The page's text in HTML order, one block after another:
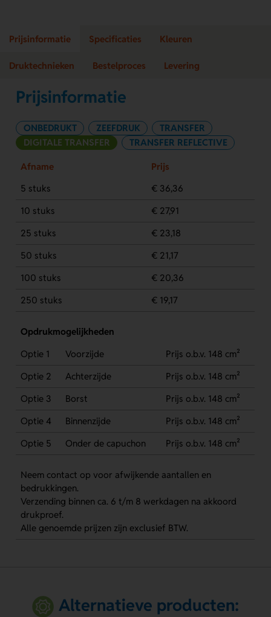
Prijsinformatie Specificaties Kleuren
Druktechnieken Bestelproces Levering
Prijsinformatie
ONBEDRUKT ZEEFDRUK
TRANSFER
DIGITALE TRANSFER
TRANSFER REFLECTIVE
Afname
Prijs
5 stuks
€ 36,36
10 stuks
€ 27,91
25 stuks
€ 23,18
50 stuks
€ 21,17
100 stuks
€ 20,36
250 stuks
€ 19,17
Opdrukmogelijkheden
Optie 1
Voorzijde
Prijs o.b.v. 148 cm²
Optie 2
Achterzijde
Prijs o.b.v. 148 cm²
Optie 3
Borst
Prijs o.b.v. 148 cm²
Optie 4
Binnenzijde
Prijs o.b.v. 148 cm²
Optie 5
Onder de capuchon Prijs o.b.v. 148 cm²
Neem contact op voor afwijkende aantallen en
bedrukkingen.
Verzending binnen ca. 6 t/m 8 werkdagen na akkoord
drukproef.
Alle genoemde prijzen zijn exclusief BTW.
Alternatieve producten: